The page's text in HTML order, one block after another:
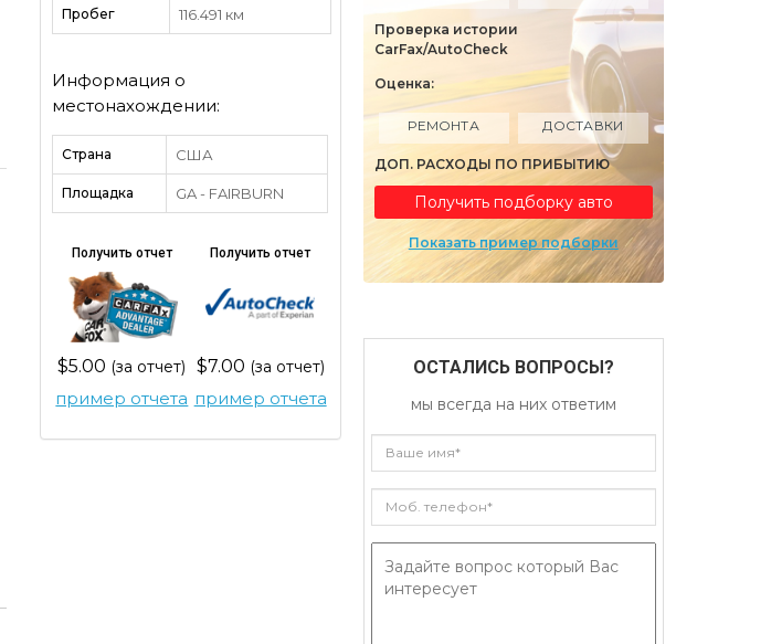
Пробег 116.491 км
Информация о
местонахождении:
Страна США
Площадка GA - FAIRBURN
Получить отчет
$5.00 (за отчет)
пример отчета
Получить отчет
$7.00 (за отчет)
пример отчета
Проверка истории
CarFax/AutoCheck
Оценка:
РЕМОНТА ДОСТАВКИ
ДОП. РАСХОДЫ ПО ПРИБЫТИЮ
Получить подборку авто
Показать пример подборки
ОСТАЛИСЬ ВОПРОСЫ?
мы всегда на них ответим